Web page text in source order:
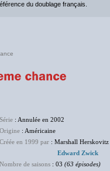
du doublage français.
Série : Annulée en 2002
Origine : Américaine
Créée en 1999 par : Marshall Herskovitz
Edward Zwick
Nombre de saisons : 03 (63 épisodes)